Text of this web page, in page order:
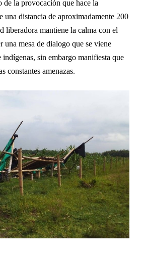
de la provocación que hace la
una distancia de aproximadamente 200
liberadora mantiene la calma con el
una mesa de dialogo que se viene
sin embargo manifiesta que
constantes amenazas.